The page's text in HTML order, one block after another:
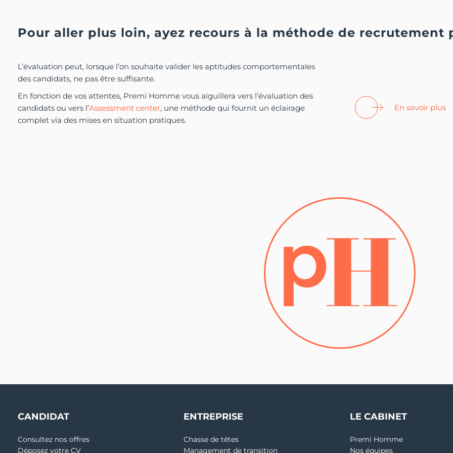
Pour aller plus loin, ayez recours à la méthode de recrutement
L’évaluation peut, lorsque l’on souhaite valider les aptitudes comportementales
des candidats, ne pas être suffisante.
En fonction de vos attentes, Premi Homme vous aiguillera vers l’évaluation des
candidats ou vers l’Assessment center, une méthode qui fournit un éclairage
complet via des mises en situation pratiques.
En savoir plus
CANDIDAT
Consultez nos offres
Déposez votre CV
ENTREPRISE
Chasse de têtes
Management de transition
LE CABINET
Premi Homme
Nos équipes